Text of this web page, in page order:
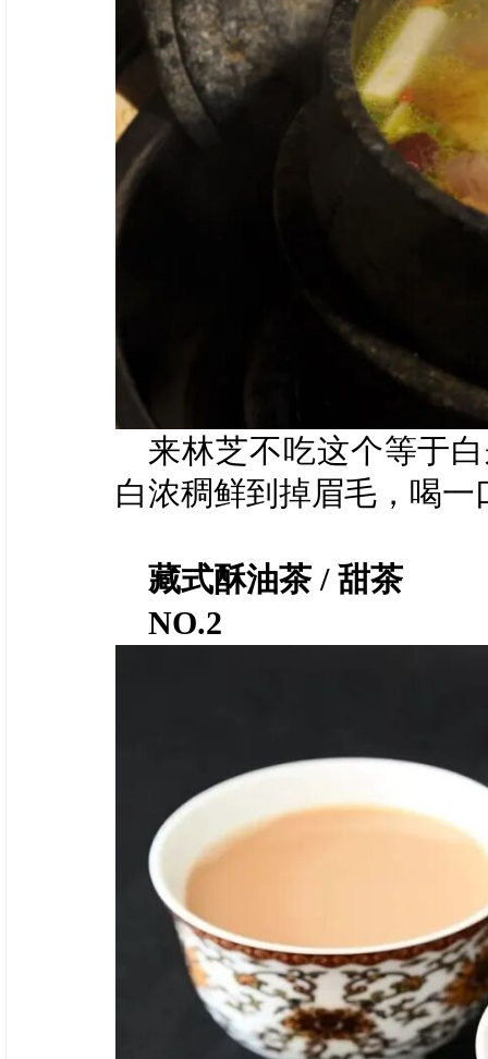
来林芝不吃这个等于
白浓稠鲜到掉眉毛，喝一
藏式酥油茶 / 甜茶
NO.2